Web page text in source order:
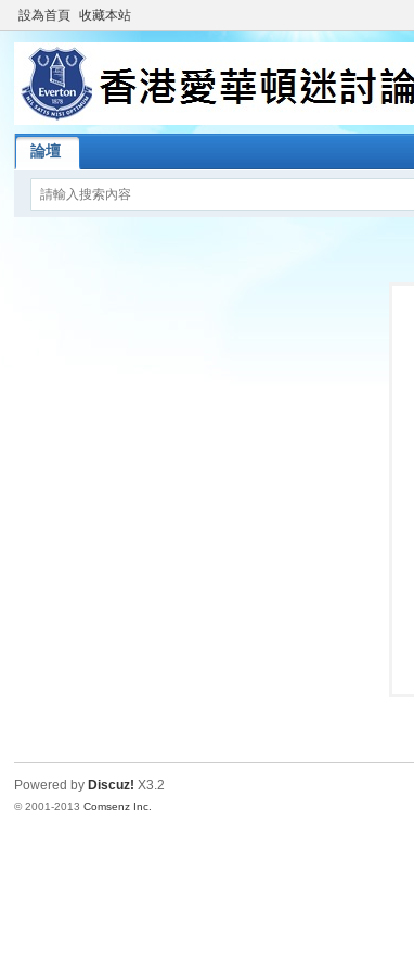
設為首頁 收藏本站
論壇
Powered by Discuz! X3.2
© 2001-2013Comsenz Inc.